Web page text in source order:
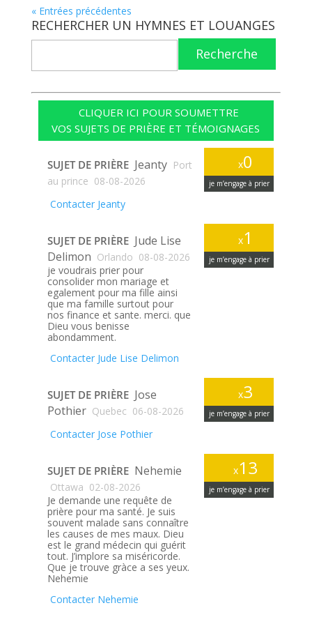
« Entrées précédentes
RECHERCHER UN HYMNES ET LOUANGES
Recherche
CLIQUER ICI POUR SOUMETTRE
VOS SUJETS DE PRIÈRE ET TÉMOIGNAGES
x0
je m’engage à prier
SUJET DE PRIÈRE Jeanty Port
au prince 08-08-2026
Contacter Jeanty
x1
je m’engage à prier
SUJET DE PRIÈRE Jude Lise
Delimon Orlando 08-08-2026
je voudrais prier pour
consolider mon mariage et
egalement pour ma fille ainsi
que ma famille surtout pour
nos finance et sante. merci. que
Dieu vous benisse
abondamment.
Contacter Jude Lise Delimon
x3
je m’engage à prier
SUJET DE PRIÈRE Jose
Pothier Quebec 06-08-2026
Contacter Jose Pothier
x13
je m’engage à prier
SUJET DE PRIÈRE Nehemie
Ottawa 02-08-2026
Je demande une requête de
prière pour ma santé. Je suis
souvent malade sans connaître
les causes de mes maux. Dieu
est le grand médecin qui guérit
tout. J’implore sa miséricorde.
Que je trouve gràce a ses yeux.
Nehemie
Contacter Nehemie